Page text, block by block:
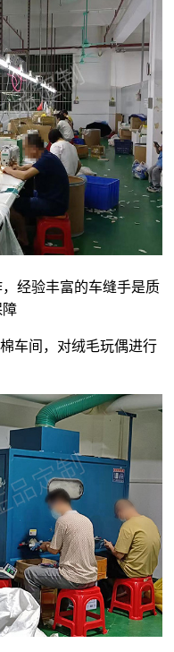
经验丰富的车缝手是质
障
车间，对绒毛玩偶进行